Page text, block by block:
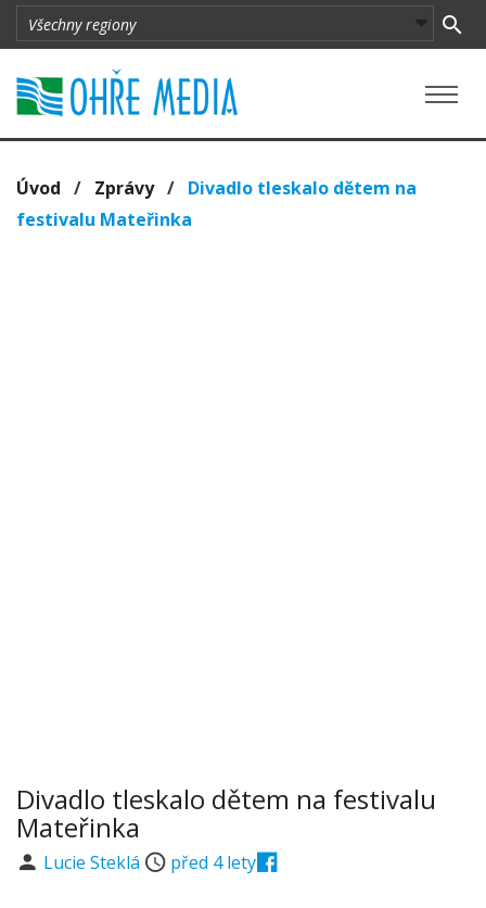
Úvod / Zprávy/ Divadlo tleskalo dětem na
festivalu Mateřinka
Divadlo tleskalo dětem na festivalu
Mateřinka
Lucie Steklá před 4 lety